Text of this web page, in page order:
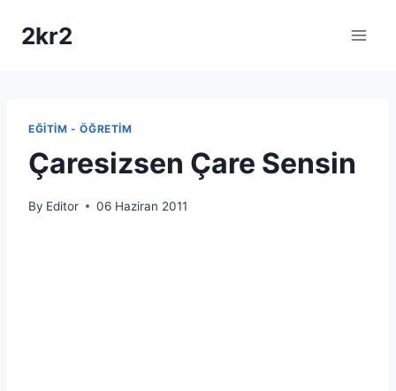
2kr2
EĞITIM - ÖĞRETIM
Çaresizsen Çare Sensin
By Editor 06 Haziran 2011